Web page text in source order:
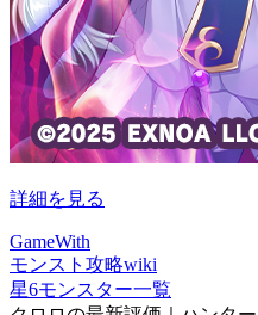
詳細を見る
GameWith
モンスト攻略wiki
星6モンスター一覧